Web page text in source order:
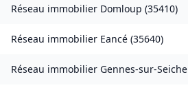
Réseau immobilier Domloup (35410)
Réseau immobilier Eancé (35640)
Réseau immobilier Gennes-sur-Seiche